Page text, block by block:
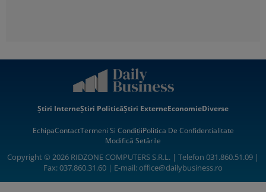
Știri InterneȘtiri PoliticăȘtiri ExterneEconomieDiverse
EchipaContactTermeni Si CondițiiPolitica De Confidentialitate
Modifică Setările
Copyright © 2026 RIDZONE COMPUTERS S.R.L. | Telefon 031.860.51.09 |
Fax: 037.860.31.60 | E-mail:office@dailybusiness.ro